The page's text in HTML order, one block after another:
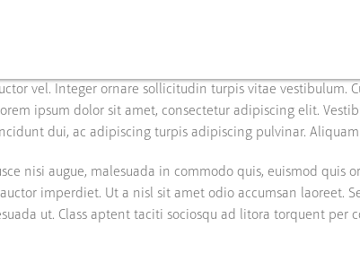
vel. Integer ornare sollicitudin turpis vitae vestibulum.
ipsum dolor sit amet, consectetur adipiscing elit.
dui, ac adipiscing turpis adipiscing pulvinar.
nisi augue, malesuada in commodo quis, euismod quis
imperdiet. Ut a nisl sit amet odio accumsan laoreet.
ut. Class aptent taciti sociosqu ad litora torquent per